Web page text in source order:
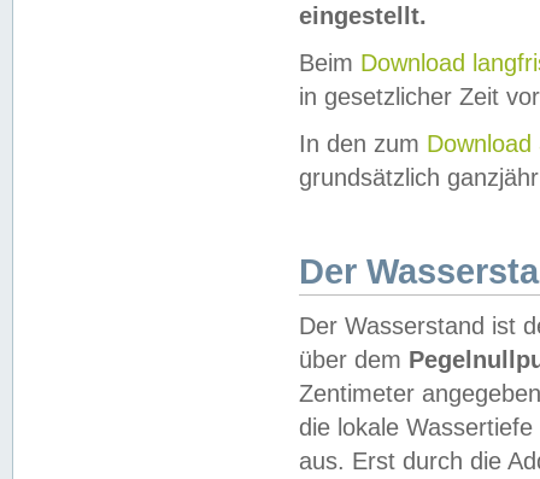
eingestellt.
Beim Download
in gesetzlicher Zeit
In den zum Download
grundsätzlich
Der
Der Wasserstand ist
über dem
Zentimeter
die lokale
aus. Erst durch die